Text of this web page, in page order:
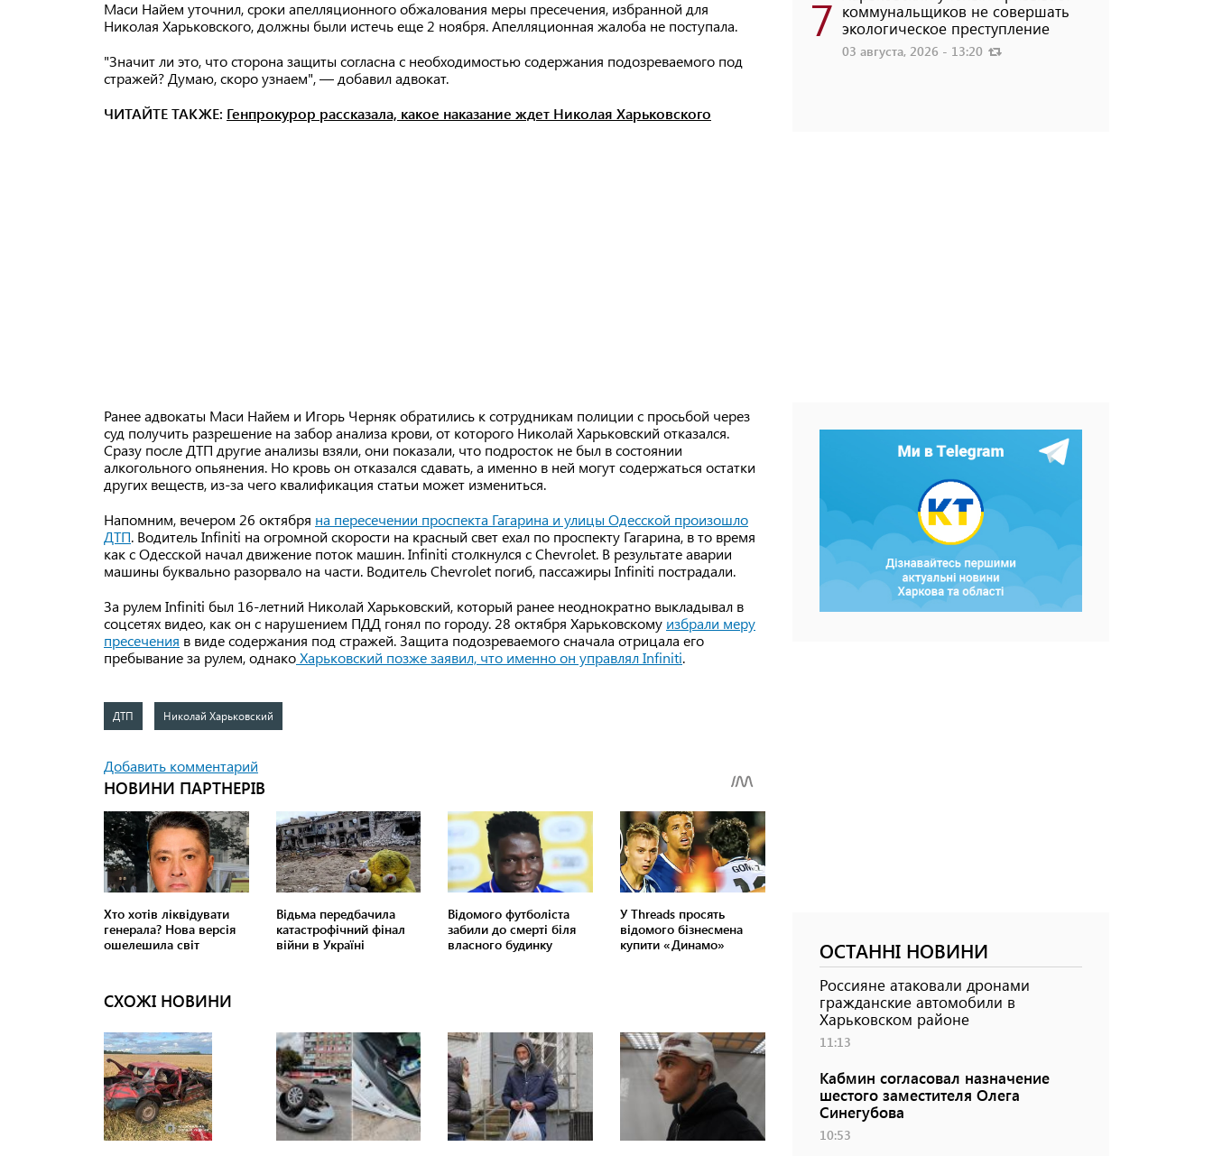
Маси Найем уточнил, сроки апелляционного обжалования меры пресечения, избранной для
Николая Харьковского, должны были истечь еще 2 ноября. Апелляционная жалоба не поступала.
"Значит ли это, что сторона защиты согласна с необходимостью содержания подозреваемого под
стражей? Думаю, скоро узнаем", — добавил адвокат.
ЧИТАЙТЕ ТАКЖЕ: Генпрокурор рассказала, какое наказание ждет Николая Харьковского
Ранее адвокаты Маси Найем и Игорь Черняк обратились к сотрудникам полиции с просьбой через
суд получить разрешение на забор анализа крови, от которого Николай Харьковский отказался.
Сразу после ДТП другие анализы взяли, они показали, что подросток не был в состоянии
алкогольного опьянения. Но кровь он отказался сдавать, а именно в ней могут содержаться остатки
других веществ, из-за чего квалификация статьи может измениться.
Напомним, вечером 26 октября на пересечении проспекта Гагарина и улицы Одесской произошло
ДТП. Водитель Infiniti на огромной скорости на красный свет ехал по проспекту Гагарина, в то время
как с Одесской начал движение поток машин. Infiniti столкнулся с Chevrolet. В результате аварии
машины буквально разорвало на части. Водитель Chevrolet погиб, пассажиры Infiniti пострадали.
За рулем Infiniti был 16-летний Николай Харьковский, который ранее неоднократно выкладывал в
соцсетях видео, как он с нарушением ПДД гонял по городу. 28 октября Харьковскому избрали меру
пресечения в виде содержания под стражей. Защита подозреваемого сначала отрицала его
пребывание за рулем, однакоХарьковский позже заявил, что именно он управлял Infiniti.
ДТП Николай Харьковский
Добавить комментарий
СХОЖІ НОВИНИ
7 коммунальщиков не совершать
экологическое преступление
03 августа, 2026 - 13:20
ОСТАННІ НОВИНИ
Россияне атаковали дронами
гражданские автомобили в
Харьковском районе
11:13
Кабмин согласовал назначение
шестого заместителя Олега
Синегубова
10:53